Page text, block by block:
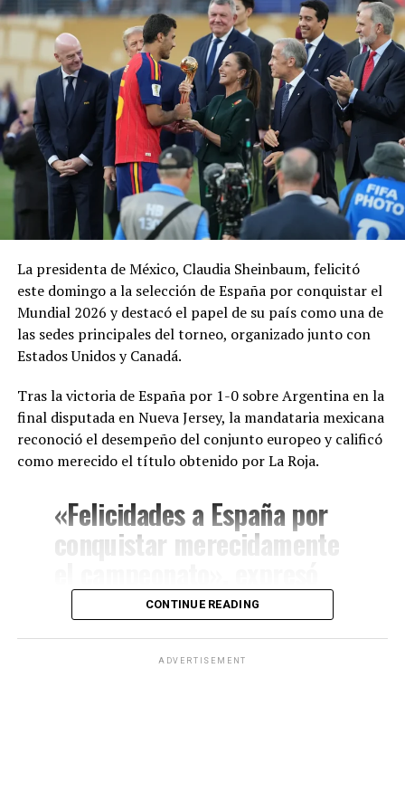
Tras completar las tres semanas de competencia, el
ciclista originario de Ensenada, Baja California, finalizó
en la tercera posición de la clasificación general y
además conquistó la clasificación de los mejores jóvenes,
consolidando la actuación más importante de un
mexicano en la historia del Tour de Francia.
El resultado confirma el rápido ascenso de Del Toro
entre la élite del ciclismo mundial. El corredor ya había
llamado la atención el año pasado al portar la
emblemática Maglia Rosa como líder del Giro de Italia, y
ahora suma un nuevo hito al convertirse en uno de los
tres mejores ciclistas del Tour y en una de las grandes
promesas del deporte internacional.
La presidenta de México, Claudia Sheinbaum, felicitó
este domingo a la selección de España por conquistar el
Mundial 2026 y destacó el papel de su país como una de
las sedes principales del torneo, organizado junto con
Estados Unidos y Canadá.
Tras la victoria de España por 1-0 sobre Argentina en la
final disputada en Nueva Jersey, la mandataria mexicana
reconoció el desempeño del conjunto europeo y calificó
como merecido el título obtenido por La Roja.
«Felicidades a España por
conquistar merecidamente
Sheinbaum a través de sus
redes sociales.
CONTINUE READING
ADVERTISEMENT